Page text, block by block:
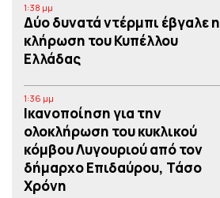
1:38 μμ
Δύο δυνατά ντέρμπι έβγαλε η
κλήρωση του Κυπέλλου
Ελλάδας
1:36 μμ
Iκανοποίηση για την
ολοκλήρωση του κυκλικού
κόμβου Λυγουριού από τον
δήμαρχο Επιδαύρου, Τάσο
Χρόνη